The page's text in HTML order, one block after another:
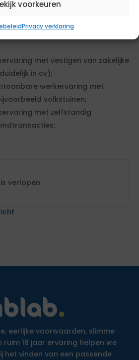
voorkeuren
Privacy verklaring
met schrijven van
met vestigen van zakelijke
in cv);
werkervaring met
volkstuinen;
met zelfstandig
verlopen.
eerlijke voorwaarden, slimme
ruim 18 jaar ervaring helpen we
het vinden van een passende